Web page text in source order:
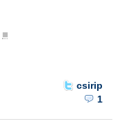
■
csirip
1